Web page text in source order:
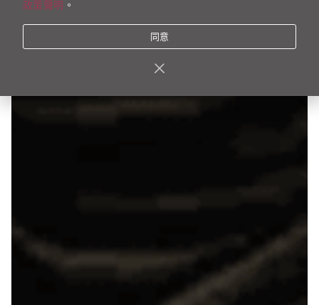
政策聲明 。
同意